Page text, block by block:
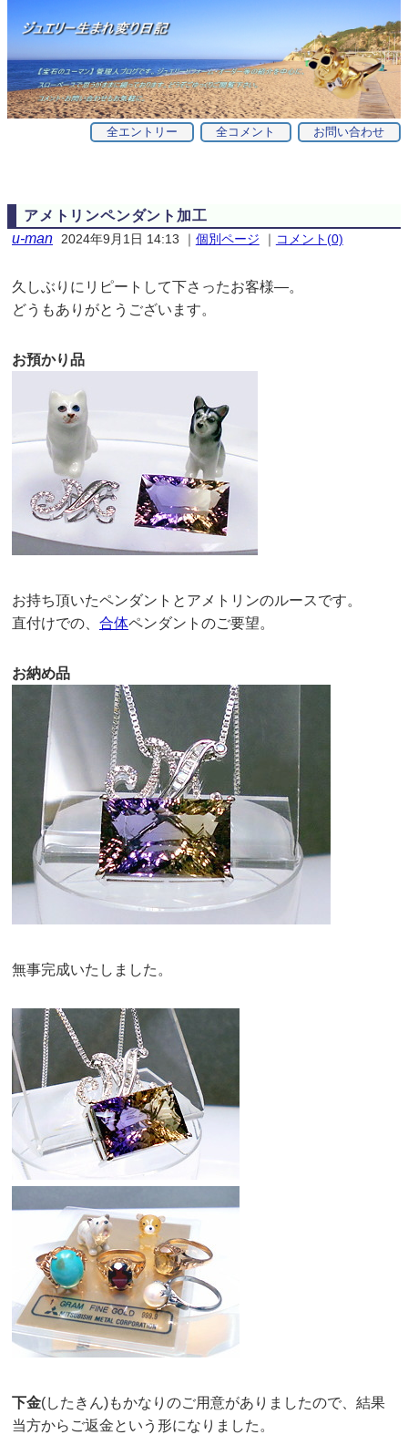
お問い合わせ
全コメント
全エントリー
アメトリンペンダント加工
u-man 2024年9月1日 14:13 ｜ 個別ページ ｜ コメント(0)
久しぶりにリピートして下さったお客様—。
どうもありがとうございます。
お預かり品
お持ち頂いたペンダントとアメトリンのルースです。
直付けでの、 合体ペンダントのご要望。
お納め品
無事完成いたしました。
下金(したきん)もかなりのご用意がありましたので、結果
当方からご返金という形になりました。